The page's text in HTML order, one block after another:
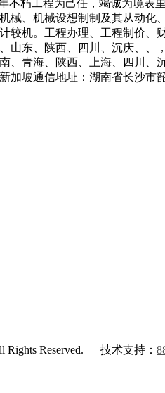
不朽工程为己任，竭诚为境
械、机械设想制制及其从动
较机。工程办理、工程制价
山东、陕西、四川、沉庆、
、青海、陕西、上海、四川
坡通信地址：湖南省长沙市
Reserved. 技术支持：